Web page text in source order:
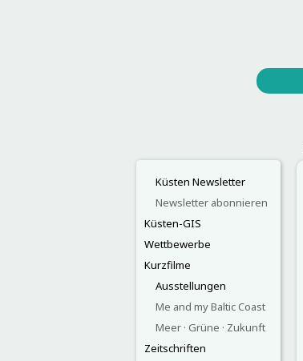
Küsten Newsletter
Newsletter abonnieren
Küsten-GIS
Wettbewerbe
Kurzfilme
Ausstellungen
Me and my Baltic Coast
Meer · Grüne · Zukunft
Zeitschriften